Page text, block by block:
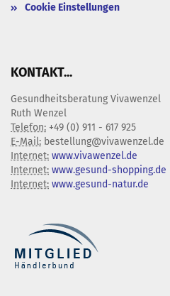
Cookie Einstellungen
KONTAKT...
Gesundheitsberatung Vivawenzel
Ruth Wenzel
Telefon: +49 (0) 911 - 617 925
E-Mail: bestellung@vivawenzel.de
Internet: www.vivawenzel.de
Internet: www.gesund-shopping.de
Internet: www.gesund-natur.de